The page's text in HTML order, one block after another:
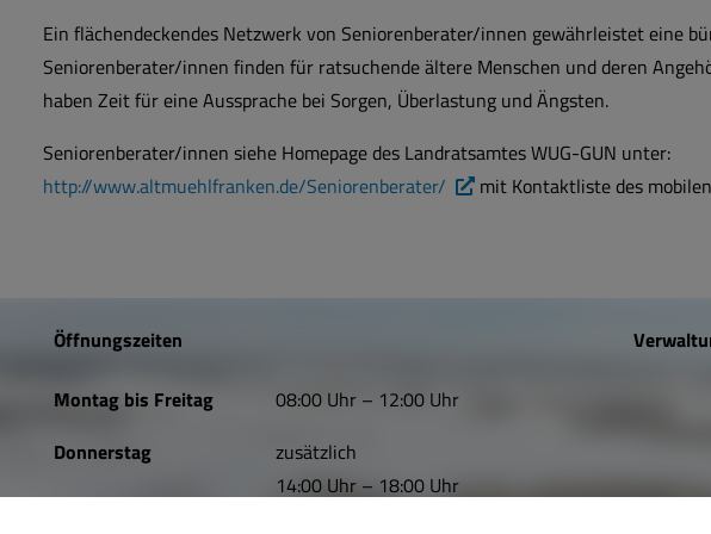
Ein flächendeckendes Netzwerk von Seniorenberater/innen gewährleistet eine
Seniorenberater/innen finden für ratsuchende ältere Menschen und deren
haben Zeit für eine Aussprache bei Sorgen, Überlastung und Ängsten.
Seniorenberater/innen siehe Homepage des Landratsamtes WUG-GUN unter:
http://www.altmuehlfranken.de/Seniorenberater/
mit Kontaktliste des
Öffnungszeiten
Montag bis Freitag
08:00 Uhr – 12:00 Uhr
Donnerstag
zusätzlich
14:00 Uhr – 18:00 Uhr